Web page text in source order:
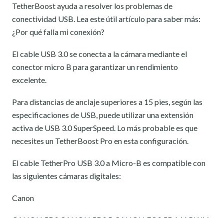
TetherBoost ayuda a resolver los problemas de
conectividad USB. Lea este útil artículo para saber más:
¿Por qué falla mi conexión?
El cable USB 3.0 se conecta a la cámara mediante el
conector micro B para garantizar un rendimiento
excelente.
Para distancias de anclaje superiores a 15 pies, según las
especificaciones de USB, puede utilizar una extensión
activa de USB 3.0 SuperSpeed. Lo más probable es que
necesites un TetherBoost Pro en esta configuración.
El cable TetherPro USB 3.0 a Micro-B es compatible con
las siguientes cámaras digitales:
Canon